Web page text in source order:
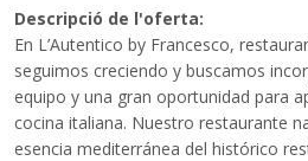
Descripció de l'oferta:
En L’Autentico by Francesco,
seguimos creciendo y buscamos
equipo y una gran oportunidad para
cocina italiana. Nuestro restaurante
esencia mediterránea del histórico